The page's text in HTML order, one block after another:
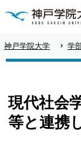
神戸学院大学 学
現代社会
等と連携